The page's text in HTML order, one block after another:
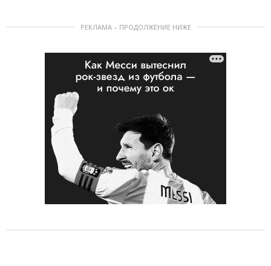
РЕКЛАМА – ПРОДОЛЖЕНИЕ НИЖЕ